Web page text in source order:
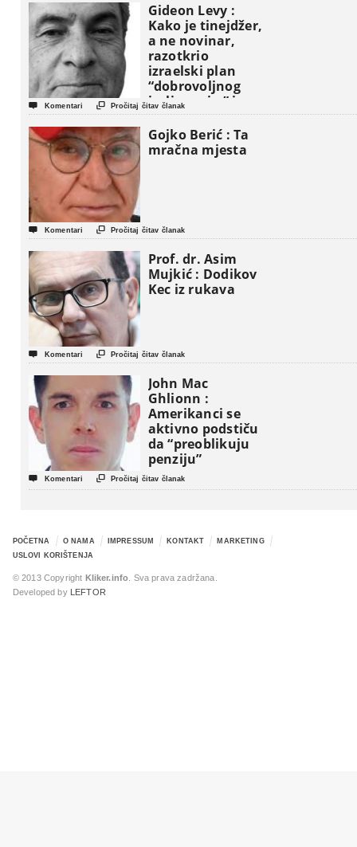
Gideon Levy :
Kako je tinejdžer,
a ne novinar,
razotkrio
izraelski plan
“dobrovoljnog
iseljavanja ” iz
Gaze
 Komentari  Pročitaj čitav članak
Gojko Berić : Ta
mračna mjesta
 Komentari  Pročitaj čitav članak
Prof. dr. Asim
Mujkić : Dodikov
Kec iz rukava
 Komentari  Pročitaj čitav članak
John Mac
Ghlionn :
Amerikanci se
aktivno podstiču
da “preoblikuju
penziju”
 Komentari  Pročitaj čitav članak
POČETNA O NAMA IMPRESSUM KONTAKT
MARKETING
USLOVI KORIŠTENJA
© 2013 Copyright Kliker.info . Sva prava zadržana.
Developed by
LEFTOR